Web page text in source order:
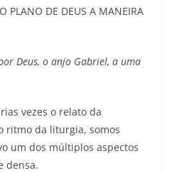
PLANO DE DEUS A MANEIRA
Deus, o anjo Gabriel, a uma
vezes o relato da
ritmo da liturgia, somos
um dos múltiplos aspectos
densa.